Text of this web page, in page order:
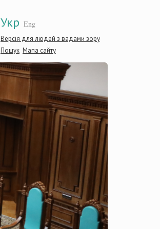
Укр Eng
Версія для людей з вадами зору
Пошук Мапа сайту
України